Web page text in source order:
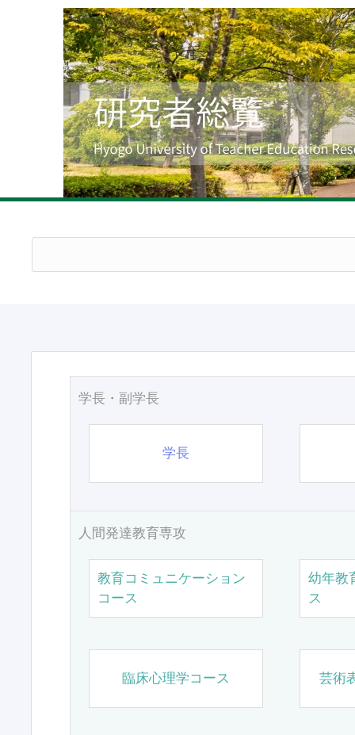
学長・副学長
学長
人間発達教育専攻
教育コミュニケーション
コース
幼年教
ス
臨床心理学コース 芸術